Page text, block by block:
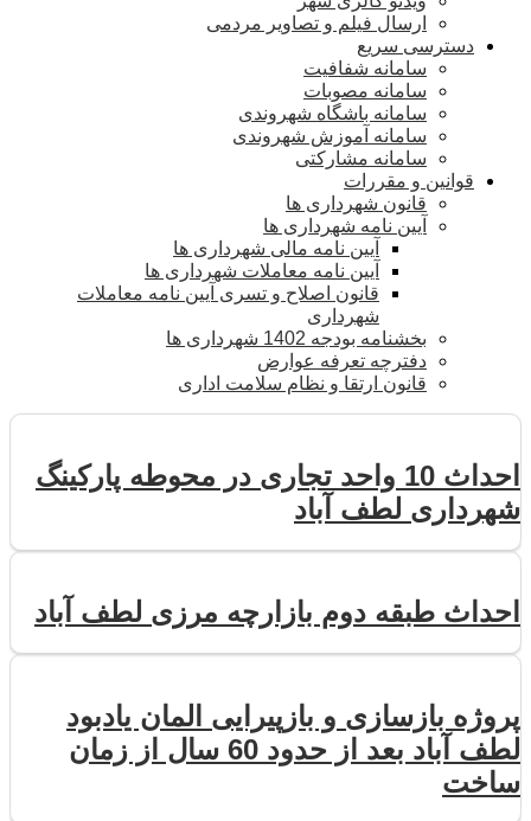
ارسال فیلم و تصاویر مردمی
دسترسی سریع
سامانه شفافیت
سامانه مصوبات
سامانه باشگاه شهروندی
سامانه آموزش شهروندی
سامانه مشارکتی
قوانین و مقررات
قانون شهرداری ها
آیین نامه شهرداری ها
آیین نامه مالی شهرداری ها
آیین نامه معاملات شهرداری ها
قانون اصلاح و تسری آیین نامه معاملات
شهرداری
بخشنامه بودجه 1402 شهرداری ها
دفترچه تعرفه عوارض
قانون ارتقا و نظام سلامت اداری
احداث 10 واحد تجاری در محوطه پارکینگ
شهرداری لطف آباد
احداث طبقه دوم بازارچه مرزی لطف آباد
پروژه بازسازی و بازپیرایی المان یادبود
لطف آباد بعد از حدود 60 سال از زمان
ساخت